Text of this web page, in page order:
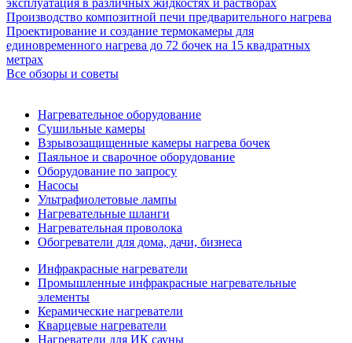
Производство композитной печи предварительного нагрева
Проектирование и создание термокамеры для
единовременного нагрева до 72 бочек на 15 квадратных
метрах
Все обзоры и советы
Нагревательное оборудование
Сушильные камеры
Взрывозащищенные камеры нагрева бочек
Паяльное и сварочное оборудование
Оборудование по запросу
Насосы
Ультрафиолетовые лампы
Нагревательные шланги
Нагревательная проволока
Обогреватели для дома, дачи, бизнеса
Инфракрасные нагреватели
Промышленные инфракрасные нагревательные
элементы
Керамические нагреватели
Кварцевые нагреватели
Нагреватели для ИК сауны